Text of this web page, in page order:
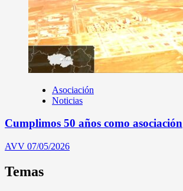
Asociación
Noticias
Cumplimos 50 años como asociación
AVV 07/05/2026
Temas